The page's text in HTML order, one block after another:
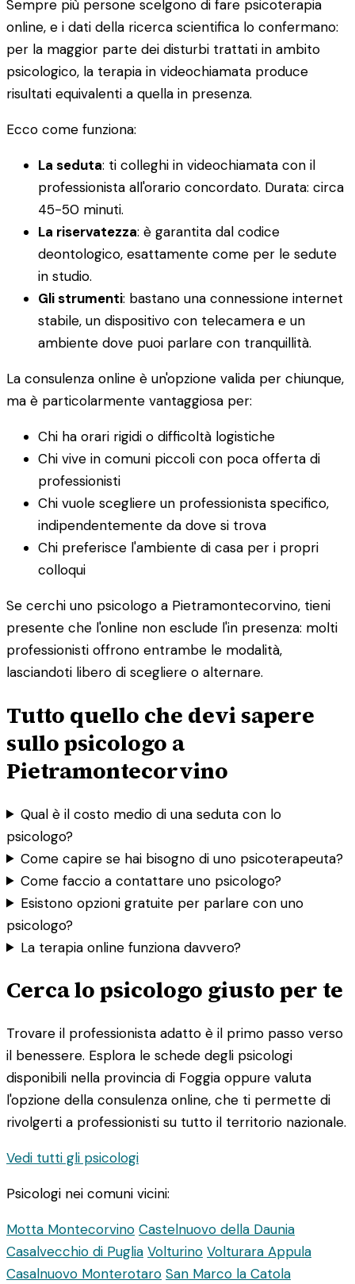
Sempre più persone scelgono di fare psicoterapia
online, e i dati della ricerca scientifica lo confermano:
per la maggior parte dei disturbi trattati in ambito
psicologico, la terapia in videochiamata produce
risultati equivalenti a quella in presenza.
Ecco come funziona:
La seduta: ti colleghi in videochiamata con il
professionista all'orario concordato. Durata: circa
45-50 minuti.
La riservatezza: è garantita dal codice
deontologico, esattamente come per le sedute
in studio.
Gli strumenti: bastano una connessione internet
stabile, un dispositivo con telecamera e un
ambiente dove puoi parlare con tranquillità.
La consulenza online è un'opzione valida per chiunque,
ma è particolarmente vantaggiosa per:
Chi ha orari rigidi o difficoltà logistiche
Chi vive in comuni piccoli con poca offerta di
professionisti
Chi vuole scegliere un professionista specifico,
indipendentemente da dove si trova
Chi preferisce l'ambiente di casa per i propri
colloqui
Se cerchi uno psicologo a Pietramontecorvino, tieni
presente che l'online non esclude l'in presenza: molti
professionisti offrono entrambe le modalità,
lasciandoti libero di scegliere o alternare.
Tutto quello che devi sapere
sullo psicologo a
Pietramontecorvino
Qual è il costo medio di una seduta con lo
psicologo?
Come capire se hai bisogno di uno psicoterapeuta?
Come faccio a contattare uno psicologo?
Esistono opzioni gratuite per parlare con uno
psicologo?
La terapia online funziona davvero?
Cerca lo psicologo giusto per te
Trovare il professionista adatto è il primo passo verso
il benessere. Esplora le schede degli psicologi
disponibili nella provincia di Foggia oppure valuta
l'opzione della consulenza online, che ti permette di
rivolgerti a professionisti su tutto il territorio nazionale.
Vedi tutti gli psicologi
Psicologi nei comuni vicini:
Motta Montecorvino Castelnuovo della Daunia
Casalvecchio di Puglia Volturino Volturara Appula
Casalnuovo Monterotaro San Marco la Catola